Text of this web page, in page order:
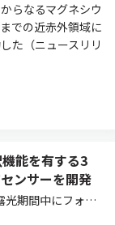
らなるマグネシウ
での近赤外領域に
た（ニュースリリ
能を有する3
ンサーを開発
光期間中にフォト